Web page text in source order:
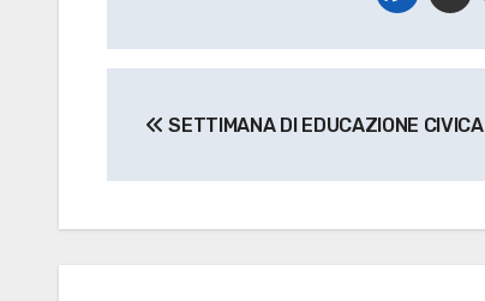
articoli
SETTIMANA DI EDUCAZIONE CIVICA